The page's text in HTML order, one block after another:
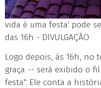
vida é uma festa' pode
das 16h - DIVULGAÇÃO
Logo depois, às 16h, no
graça -- será exibido o
festa". Ele conta a